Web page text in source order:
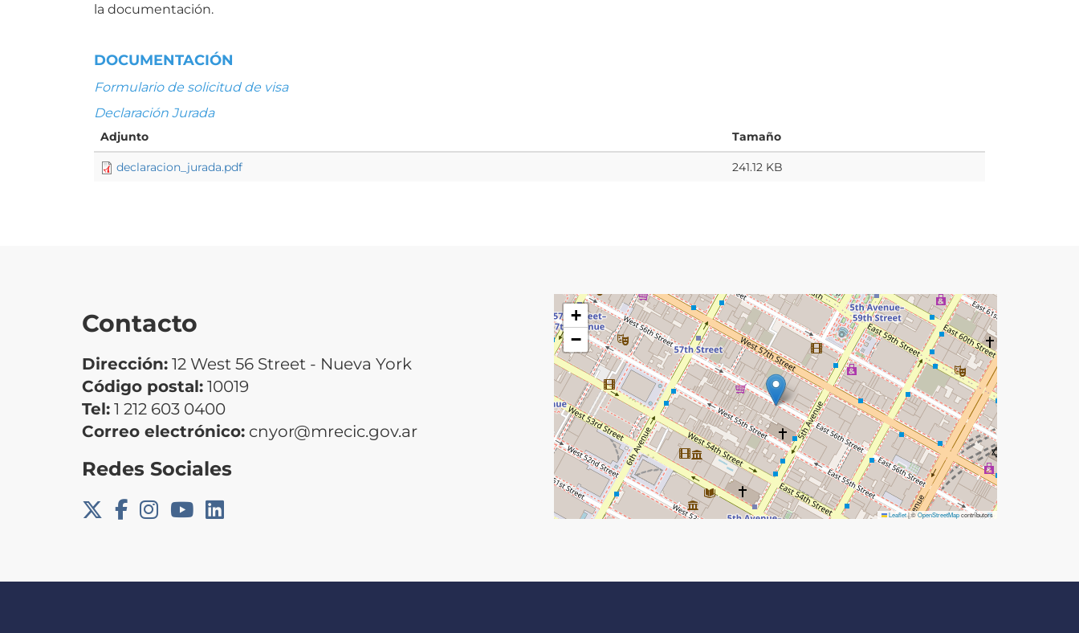
la documentación.
DOCUMENTACIÓN
Formulario de solicitud de visa
Declaración Jurada
Adjunto Tamaño
declaracion_jurada.pdf 241.12 KB
Contacto
Dirección: 12 West 56 Street - Nueva York
Código postal: 10019
Tel: 1 212 603 0400
Correo electrónico: cnyor@mrecic.gov.ar
Redes Sociales
+
−
Leaflet|©OpenStreetMapcontributors